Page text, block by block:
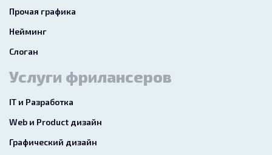
Прочая графика
Нейминг
Слоган
Услуги фрилансеров
IT и Разработка
Web и Product дизайн
Графический дизайн